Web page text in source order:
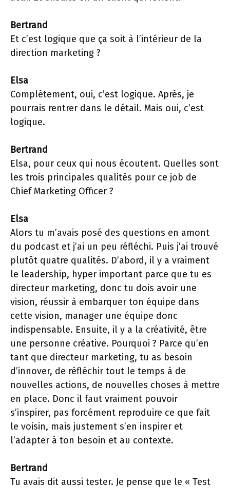
Bertrand
Et c’est logique que ça soit à l’intérieur de la
direction marketing ?
Elsa
Complètement, oui, c’est logique. Après, je
pourrais rentrer dans le détail. Mais oui, c’est
logique.
Bertrand
Elsa, pour ceux qui nous écoutent. Quelles sont
les trois principales qualités pour ce job de
Chief Marketing Officer ?
Elsa
Alors tu m’avais posé des questions en amont
du podcast et j’ai un peu réfléchi. Puis j’ai trouvé
plutôt quatre qualités. D’abord, il y a vraiment
le leadership, hyper important parce que tu es
directeur marketing, donc tu dois avoir une
vision, réussir à embarquer ton équipe dans
cette vision, manager une équipe donc
indispensable. Ensuite, il y a la créativité, être
une personne créative. Pourquoi ? Parce qu’en
tant que directeur marketing, tu as besoin
d’innover, de réfléchir tout le temps à de
nouvelles actions, de nouvelles choses à mettre
en place. Donc il faut vraiment pouvoir
s’inspirer, pas forcément reproduire ce que fait
le voisin, mais justement s’en inspirer et
l’adapter à ton besoin et au contexte.
Bertrand
Tu avais dit aussi tester. Je pense que le « Test